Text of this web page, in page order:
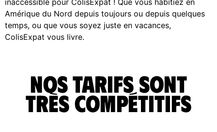
Amérique du Nord depuis toujours ou depuis quelques
temps, ou que vous soyez juste en vacances,
ColisExpat vous livre.
Nos tarifs sont
très compétitifs